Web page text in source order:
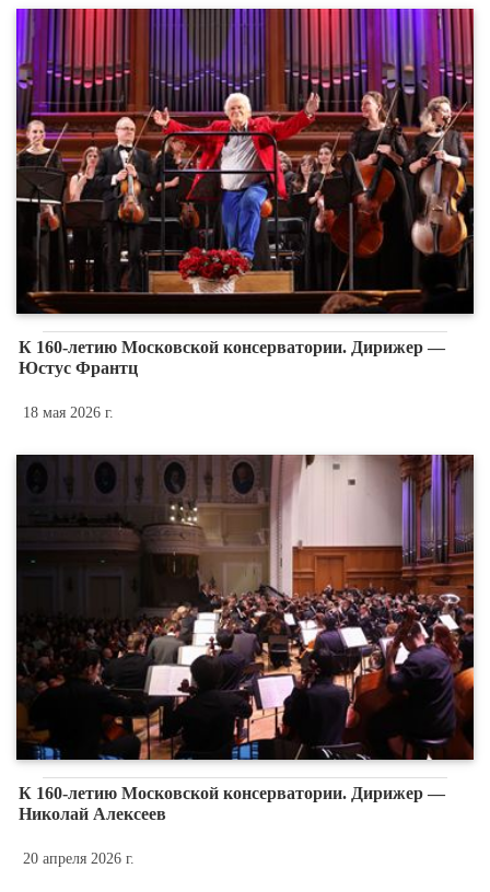
К 160-летию Московской консерватории. Дирижер —
Юстус Франтц
18 мая 2026 г.
К 160-летию Московской консерватории. Дирижер —
Николай Алексеев
20 апреля 2026 г.